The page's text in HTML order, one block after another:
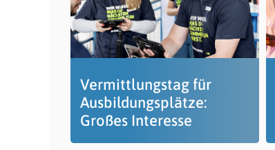
Vermittlungstag für
Ausbildungsplätze:
Großes Interesse